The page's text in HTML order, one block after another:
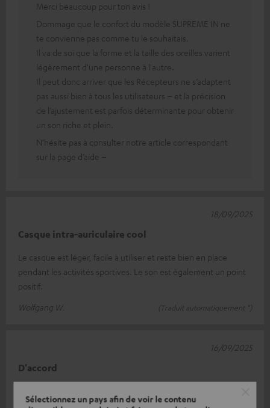
Sélectionnez un pays afin de voir le contenu
Merci beaucoup pour ton avis !
Dommage que le confort du modèle SUPREME IN ne
te convienne pas comme tu le souhaitais.
Il va de soi que la forme et la taille des oreilles varient
légèrement d'une personne à l'autre.
Il peut donc arriver que les Récepteurs ne s’adaptent
pas aussi bien à tous les utilisateurs – et la précision
de l’ajustement est parfois déterminante pour obtenir
un son riche et plein.
N’hésite pas à consulter notre article correspondant
sur la page d’aide –
Casque intra-auriculaire cool
Le casque est léger, facile à utiliser et reste bien en place
pendant les activités sportives. Le son est également un point
positif.
Wolfgang W.
(Traduit automatiquement *)
18/09/2025
D'accord
trop court et on règle souvent involontairement le volume.
16/09/2025